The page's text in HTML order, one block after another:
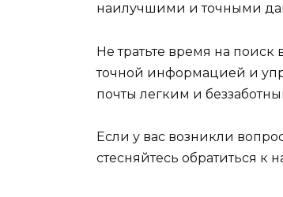
наилучшими и точными
Не тратьте время на поиск
точной информацией и
почты легким и
Если у вас возникли
стесняйтесь обратиться